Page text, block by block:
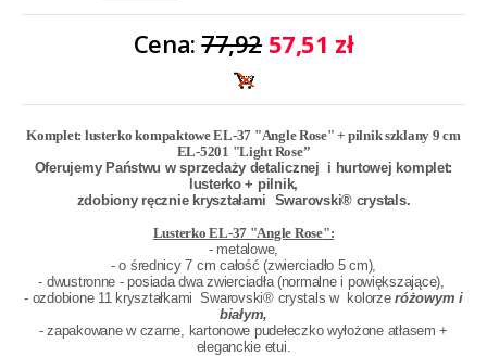
Cena:77,92 57,51 zł
Komplet: lusterko kompaktowe EL-37 "Angle Rose" + pilnik szklany 9 cm
EL-5201 "Light Rose”
Oferujemy Państwu w sprzedaży detalicznej i hurtowej komplet:
lusterko + pilnik,
zdobiony ręcznie kryształami Swarovski® crystals.
Lusterko EL-37 "Angle Rose":
- metalowe,
- o średnicy 7 cm całość (zwierciadło 5 cm),
- dwustronne - posiada dwa zwierciadła (normalne i powiększające),
- ozdobione 11 kryształkami Swarovski® crystals w kolorzeróżowym i
białym,
- zapakowane w czarne, kartonowe pudełeczko wyłożone atłasem +
eleganckie etui.